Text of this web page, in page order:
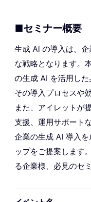
■セミナー概要
生成 AI の導入は、
な戦略となります。
の生成 AI を活用した
その導入プロセスや
また、アイレットが
支援、運用サポート
企業の生成 AI 導入
ップをご提案します
る企業様、必見のセ